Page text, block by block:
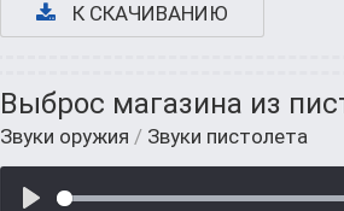
К СКАЧИВАНИЮ
Выброс магазина из
Звуки оружия / Звуки пистолета